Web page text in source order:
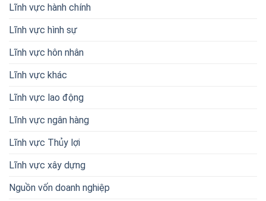
Lĩnh vực hành chính
Lĩnh vực hình sự
Lĩnh vực hôn nhân
Lĩnh vực khác
Lĩnh vực lao động
Lĩnh vực ngân hàng
Lĩnh vực Thủy lợi
Lĩnh vực xây dựng
Nguồn vốn doanh nghiệp